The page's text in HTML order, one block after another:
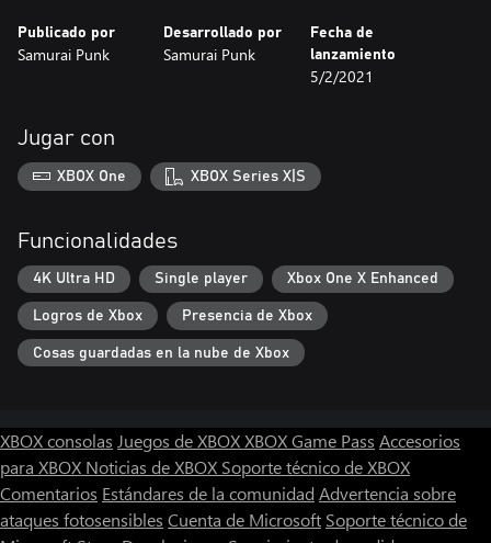
Publicado por
Samurai Punk
Desarrollado por
Samurai Punk
Fecha de
lanzamiento
5/2/2021
Jugar con
XBOX One XBOX Series X|S
Funcionalidades
4K Ultra HD Single player Xbox One X Enhanced
Logros de Xbox Presencia de Xbox
Cosas guardadas en la nube de Xbox
XBOX consolas Juegos de XBOXXBOX Game Pass Accesorios
para XBOX Noticias de XBOX Soporte técnico de XBOX
Comentarios Estándares de la comunidad Advertencia sobre
ataques fotosensibles Cuenta de Microsoft Soporte técnico de